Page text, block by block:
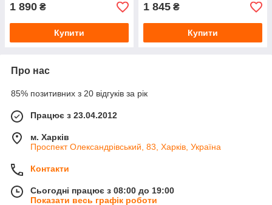
1 890 ₴
Купити
1 845 ₴
Купити
Про нас
85% позитивних з 20 відгуків за рік
Працює з 23.04.2012
м. Харків
Проспект Олександрівський, 83, Харків, Україна
Контакти
Сьогодні працює з 08:00 до 19:00
Показати весь графік роботи